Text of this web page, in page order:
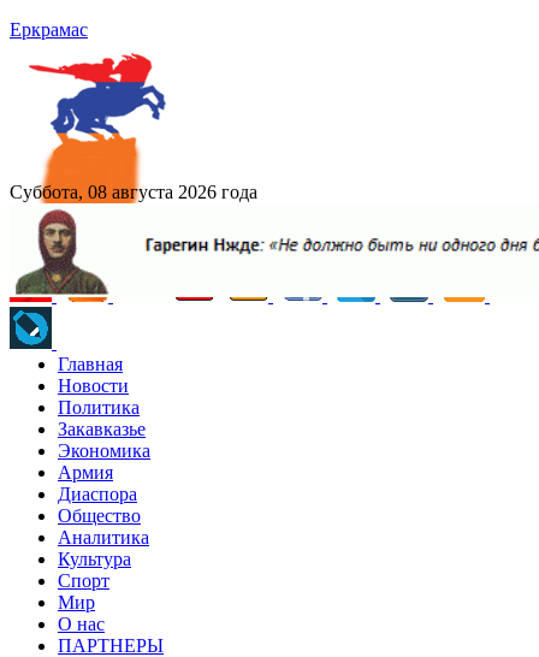
Еркрамас
Суббота, 08 августа 2026 года
Главная
Новости
Политика
Закавказье
Экономика
Армия
Диаспора
Общество
Аналитика
Культура
Спорт
Мир
О нас
ПАРТНЕРЫ